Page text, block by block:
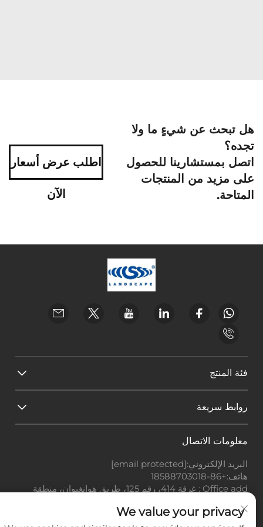
هل تبحث عن شيءٍ ما ولا
تجده؟
اتصل بمستشارينا للحصول
على مزيد من المنتجات
المتاحة.
اطلب عرض أسعار
الآن
فئة المنتج
روابط سريعة
معلومات الاتصال
البريد الإلكتروني:[email protected]
هاتف:+86-18588703018
Office add : غرفة 414، رقم 125، طريق هوانغيوان، منطقة
حقوق النشر © شركة قوانغتشو لاندسكيب للتكنولوجيا
We value your privacy